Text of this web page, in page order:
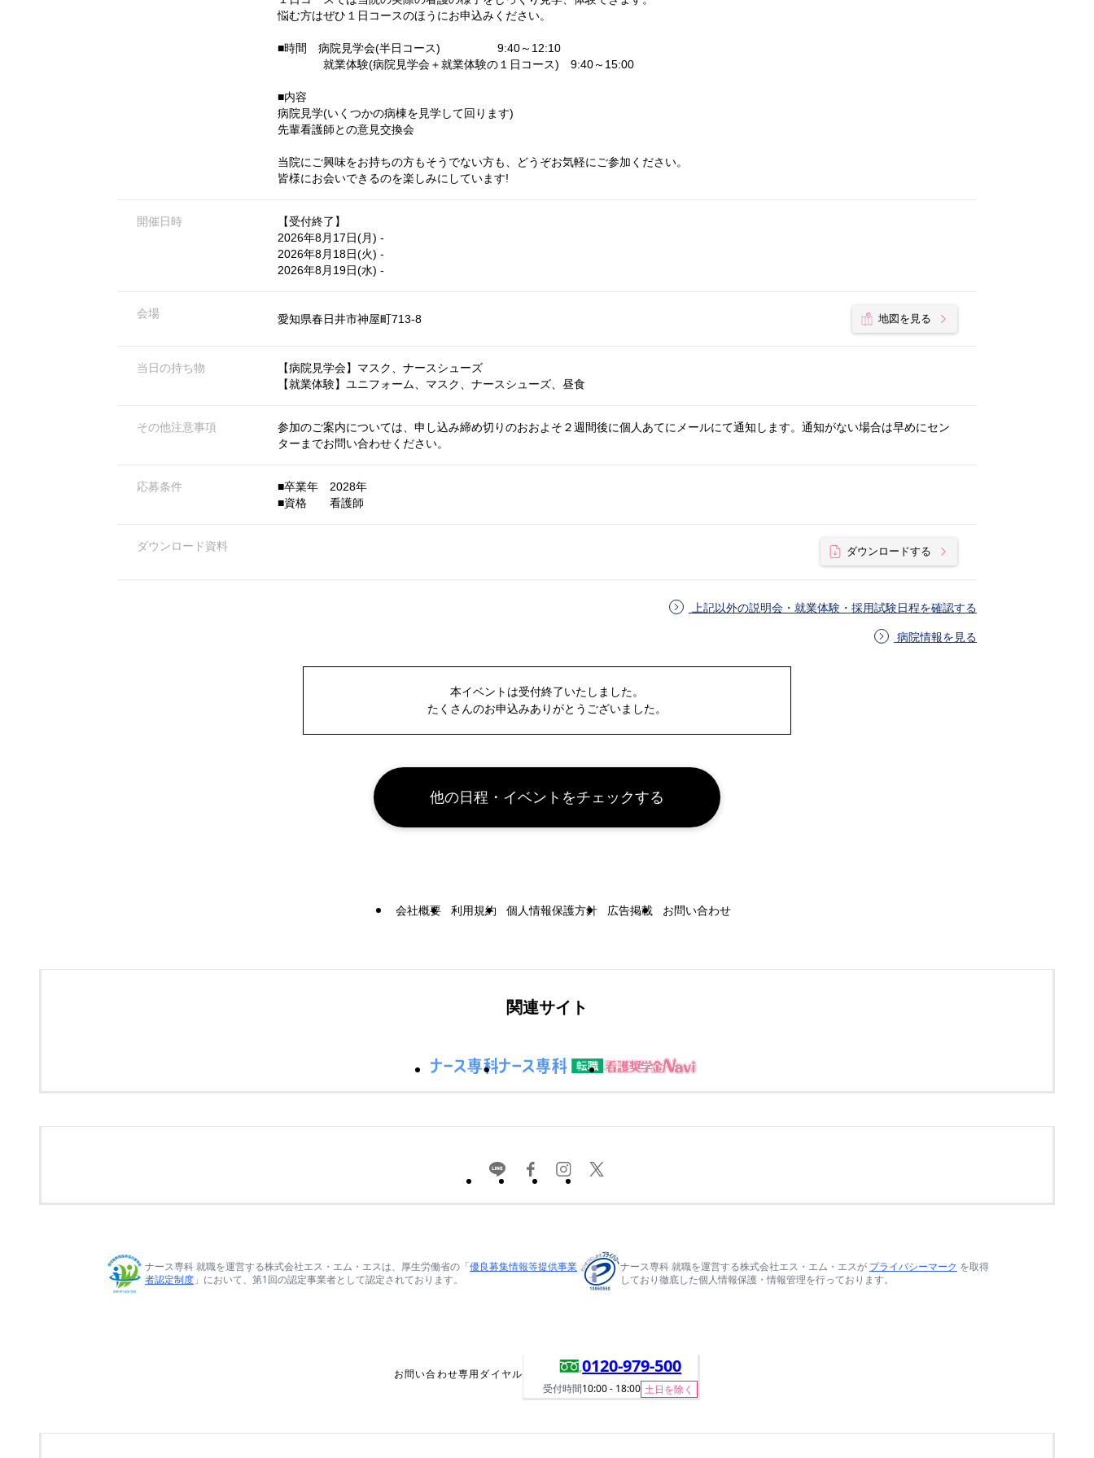
悩む方はぜひ１日コースのほうにお申込みください。
■時間 病院見学会(半日コース) 9:40～12:10
就業体験(病院見学会＋就業体験の１日コース) 9:40～15:00
■内容
病院見学(いくつかの病棟を見学して回ります)
先輩看護師との意見交換会
当院にご興味をお持ちの方もそうでない方も、どうぞお気軽にご参加ください。
皆様にお会いできるのを楽しみにしています!
開催日時
【受付終了】
2026年8月17日(月) -
2026年8月18日(火) -
2026年8月19日(水) -
会場 愛知県春日井市神屋町713-8 地図を見る
当日の持ち物
【病院見学会】マスク、ナースシューズ
【就業体験】ユニフォーム、マスク、ナースシューズ、昼食
その他注意事項
参加のご案内については、申し込み締め切りのおおよそ２週間後に個人あてにメールにて通知します。通知がない場合は早めにセン
ターまでお問い合わせください。
応募条件
■卒業年 2028年
■資格 看護師
ダウンロード資料 ダウンロードする
上記以外の説明会・就業体験・採用試験日程を確認する
病院情報を見る
本イベントは受付終了いたしました。
たくさんのお申込みありがとうございました。
他の日程・イベントをチェックする